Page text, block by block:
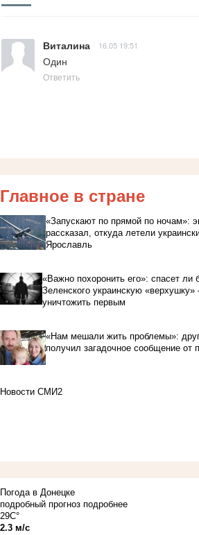
Виталина 16.05 19:51
Один
Ответить
Главное в стране
«Запускают по прямой по ночам»:
рассказал, откуда летели
Ярославль
«Важно похоронить его»: спасет ли
Зеленского украинскую
уничтожить первым
«Нам мешали жить проблемы»:
получил загадочное сообщение от
Новости СМИ2
Погода в Донецке
подробный прогноз подробнее
29C°
2.3 м/с